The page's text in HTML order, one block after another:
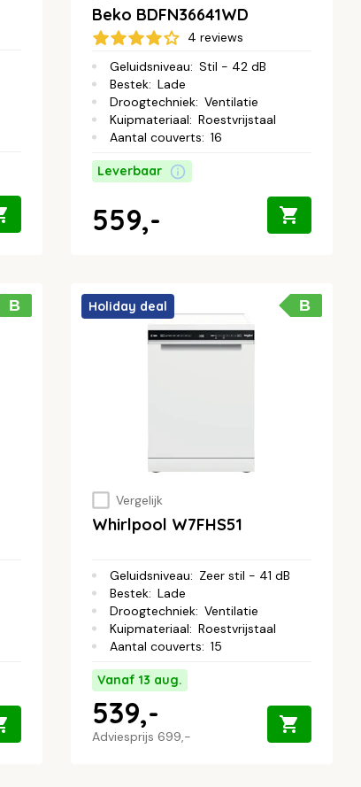
Beko BDFN36641WD
4 reviews
Geluidsniveau: Stil - 42 dB
Bestek: Lade
Droogtechniek: Ventilatie
Kuipmateriaal: Roestvrijstaal
Aantal couverts: 16
Leverbaar
559,-
B B
Holiday deal
Vergelijk
Whirlpool W7FHS51
Geluidsniveau: Zeer stil - 41 dB
Bestek: Lade
Droogtechniek: Ventilatie
Kuipmateriaal: Roestvrijstaal
Aantal couverts: 15
Vanaf 13 aug.
Adviesprijs 699,-
539,-